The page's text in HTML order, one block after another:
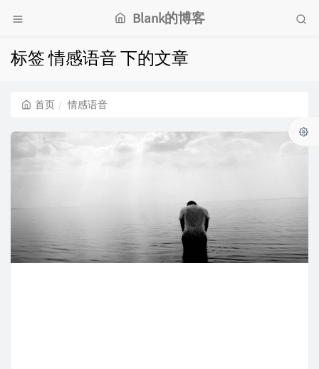
Blank的博客
标签 情感语音 下的文章
首页 情感语音